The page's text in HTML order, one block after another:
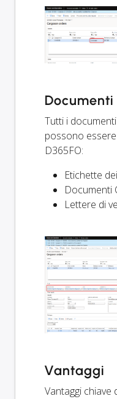
Tutti i
possono
D365FO:
Etichette
Documenti
Lettere di
Vantaggi
Vantaggi chiave